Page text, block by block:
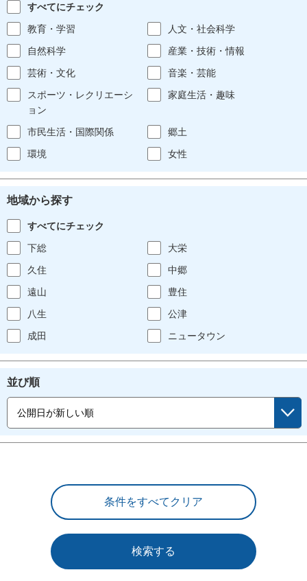
すべてにチェック
教育・学習
人文・社会科学
自然科学
産業・技術・情報
芸術・文化
音楽・芸能
スポーツ・レクリエーシ
ョン
家庭生活・趣味
市民生活・国際関係
郷土
環境
女性
地域から探す
すべてにチェック
下総
大栄
久住
中郷
遠山
豊住
八生
公津
成田
ニュータウン
並び順
検索する